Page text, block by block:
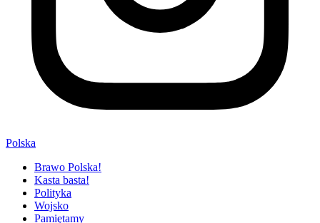
Polska
Brawo Polska!
Kasta basta!
Polityka
Wojsko
Pamiętamy